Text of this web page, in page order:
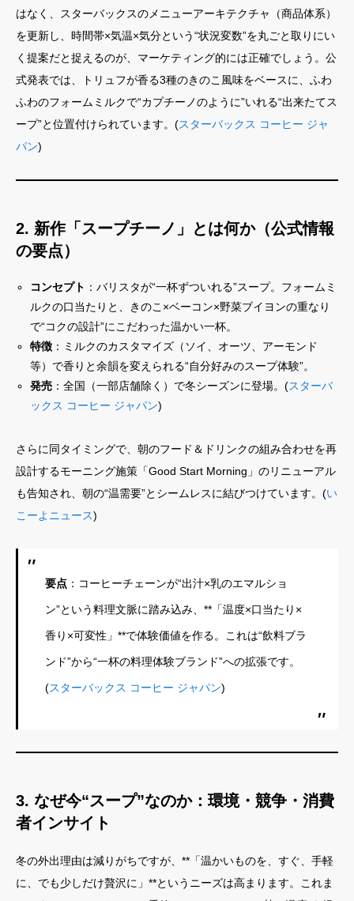
はなく、スターバックスのメニューアーキテクチャ（商品体系）
を更新し、時間帯×気温×気分という“状況変数”を丸ごと取りにい
く提案だと捉えるのが、マーケティング的には正確でしょう。公
式発表では、トリュフが香る3種のきのこ風味をベースに、ふわ
ふわのフォームミルクで“カプチーノのように”いれる“出来たてス
ープ”と位置付けられています。(スターバックス コーヒー ジャ
パン)
2. 新作「スープチーノ」とは何か（公式情報
の要点）
コンセプト ：バリスタが“一杯ずついれる”スープ。フォームミ
ルクの口当たりと、きのこ×ベーコン×野菜ブイヨンの重なり
で“コクの設計”にこだわった温かい一杯。
特徴 ：ミルクのカスタマイズ（ソイ、オーツ、アーモンド
等）で香りと余韻を変えられる“自分好みのスープ体験”。
発売 ：全国（一部店舗除く）で冬シーズンに登場。(スターバ
ックス コーヒー ジャパン)
さらに同タイミングで、朝のフード＆ドリンクの組み合わせを再
設計するモーニング施策「Good Start Morning」のリニューアル
も告知され、朝の“温需要”とシームレスに結びつけています。(い
こーよニュース)
要点：コーヒーチェーンが“出汁×乳のエマルショ
ン”という料理文脈に踏み込み、**「温度×口当たり×
香り×可変性」**で体験価値を作る。これは“飲料ブラ
ンド”から“一杯の料理体験ブランド”への拡張です。
(スターバックス コーヒー ジャパン)
3. なぜ今“スープ”なのか：環境・競争・消費
者インサイト
冬の外出理由は減りがちですが、**「温かいものを、すぐ、手軽
に、でも少しだけ贅沢に」**というニーズは高まります。これま